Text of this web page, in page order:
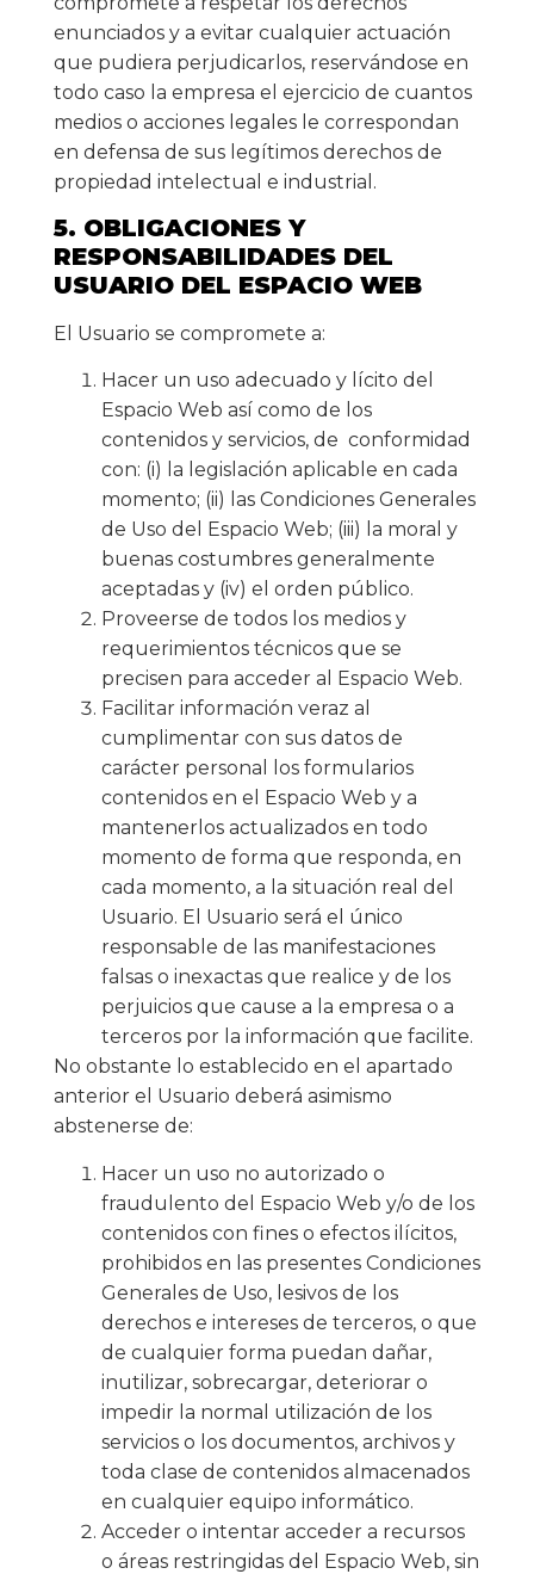
enunciados y a evitar cualquier actuación
que pudiera perjudicarlos, reservándose en
todo caso la empresa el ejercicio de cuantos
medios o acciones legales le correspondan
en defensa de sus legítimos derechos de
propiedad intelectual e industrial.
5. OBLIGACIONES Y
RESPONSABILIDADES DEL
USUARIO DEL ESPACIO WEB
El Usuario se compromete a:
Hacer un uso adecuado y lícito del
Espacio Web así como de los
contenidos y servicios, de conformidad
con: (i) la legislación aplicable en cada
momento; (ii) las Condiciones Generales
de Uso del Espacio Web; (iii) la moral y
buenas costumbres generalmente
aceptadas y (iv) el orden público.
Proveerse de todos los medios y
requerimientos técnicos que se
precisen para acceder al Espacio Web.
Facilitar información veraz al
cumplimentar con sus datos de
carácter personal los formularios
contenidos en el Espacio Web y a
mantenerlos actualizados en todo
momento de forma que responda, en
cada momento, a la situación real del
Usuario. El Usuario será el único
responsable de las manifestaciones
falsas o inexactas que realice y de los
perjuicios que cause a la empresa o a
terceros por la información que facilite.
No obstante lo establecido en el apartado
anterior el Usuario deberá asimismo
abstenerse de:
Hacer un uso no autorizado o
fraudulento del Espacio Web y/o de los
contenidos con fines o efectos ilícitos,
prohibidos en las presentes Condiciones
Generales de Uso, lesivos de los
derechos e intereses de terceros, o que
de cualquier forma puedan dañar,
inutilizar, sobrecargar, deteriorar o
impedir la normal utilización de los
servicios o los documentos, archivos y
toda clase de contenidos almacenados
en cualquier equipo informático.
Acceder o intentar acceder a recursos
o áreas restringidas del Espacio Web, sin